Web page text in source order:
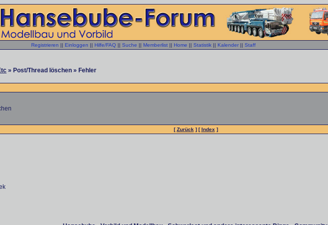
Registrieren || Einloggen || Hilfe/FAQ || Suche || Memberlist || Home || Statistik || Kalender || Staff
» Post/Thread löschen » Fehler
[Zurück ] [Index ]